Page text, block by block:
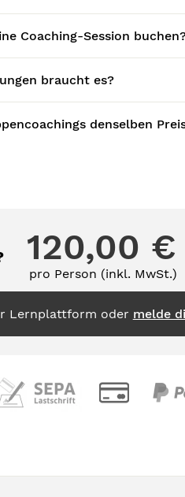
Coaching-Session
braucht es?
denselben
120,00 €
pro Person (inkl. MwSt.)
Lernplattform oder melde